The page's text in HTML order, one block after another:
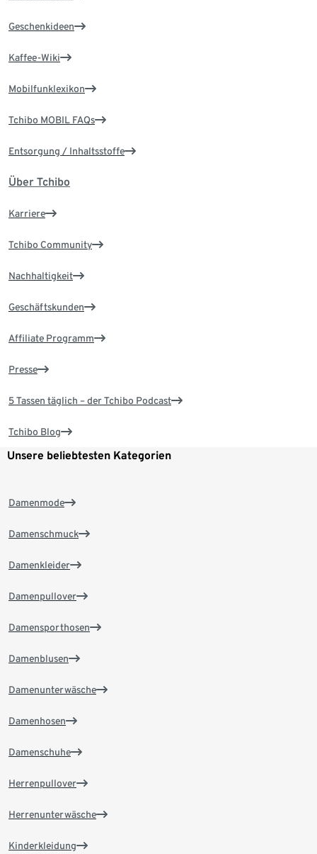
Geschenkideen
Kaffee-Wiki
Mobilfunklexikon
Tchibo MOBIL FAQs
Entsorgung / Inhaltsstoffe
Über Tchibo
Karriere
Tchibo Community
Nachhaltigkeit
Geschäftskunden
Affiliate Programm
Presse
5 Tassen täglich – der Tchibo Podcast
Tchibo Blog
Unsere beliebtesten Kategorien
Damenmode
Damenschmuck
Damenkleider
Damenpullover
Damensporthosen
Damenblusen
Damenunterwäsche
Damenhosen
Damenschuhe
Herrenpullover
Herrenunterwäsche
Kinderkleidung